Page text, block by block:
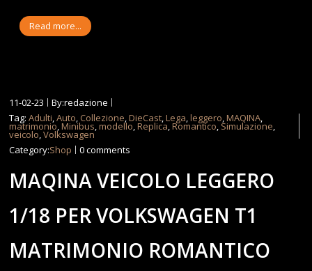
Read more...
11-02-23
By:redazione
Tag:Adulti,Auto, Collezione,DieCast,Lega,leggero,MAQINA,
matrimonio,Minibus,modello,Replica,Romantico, Simulazione,
veicolo,Volkswagen
Category:Shop 0 comments
MAQINA VEICOLO LEGGERO
1/18 PER VOLKSWAGEN T1
MATRIMONIO ROMANTICO